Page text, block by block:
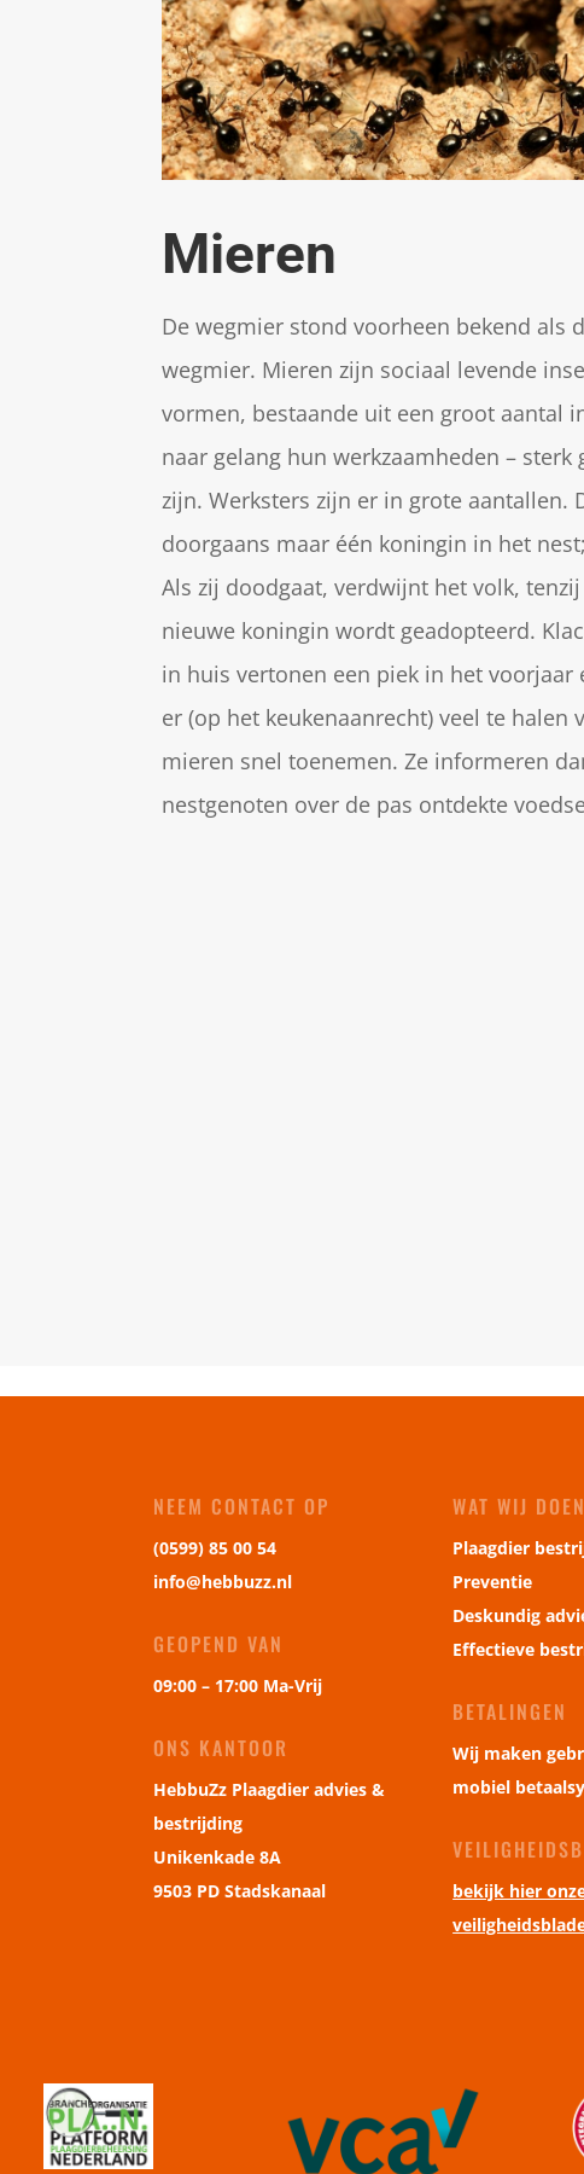
Mieren
De wegmier stond voorheen bekend als
wegmier. Mieren zijn sociaal levende
vormen, bestaande uit een groot aantal
naar gelang hun werkzaamheden – sterk
zijn. Werksters zijn er in grote aantallen.
doorgaans maar één koningin in het
Als zij doodgaat, verdwijnt het volk,
nieuwe koningin wordt geadopteerd.
in huis vertonen een piek in het voorjaar
er (op het keukenaanrecht) veel te halen
mieren snel toenemen. Ze informeren
nestgenoten over de pas ontdekte
NEEM CONTACT OP
(0599) 85 00 54
info@hebbuzz.nl
GEOPEND VAN
09:00 – 17:00 Ma-Vrij
ONS KANTOOR
HebbuZz Plaagdier advies &
bestrijding
Unikenkade 8A
9503 PD Stadskanaal
WAT WIJ DOEN
Plaagdier
Preventie
Deskundig
Effectieve
BETALINGEN
Wij maken
mobiel
bekijk hier